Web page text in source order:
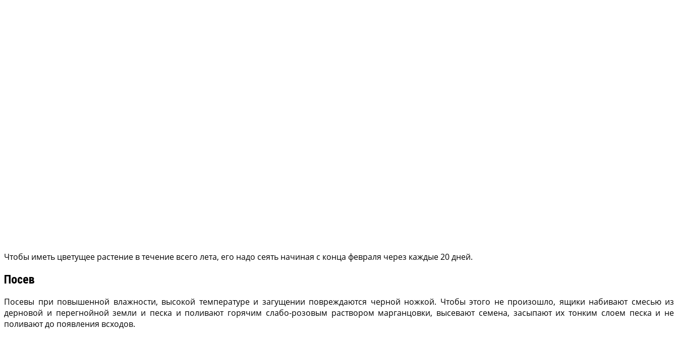
Чтобы иметь цветущее растение в течение всего лета, его надо сеять начиная с конца февраля через каждые 20 дней.
Посев
Посевы при повышенной влажности, высокой температуре и загущении повреждаются черной ножкой. Чтобы этого не произошло, ящики набивают смесью из
дерновой и перегнойной земли и песка и поливают горячим слабо-розовым раствором марганцовки, высевают семена, засыпают их тонким слоем песка и не
поливают до появления всходов.